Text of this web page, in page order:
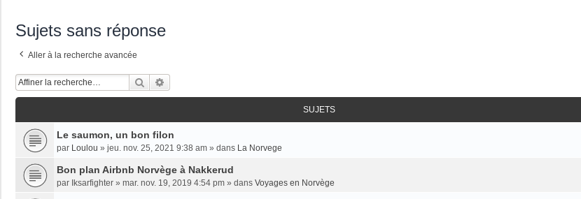
Sujets sans réponse
Aller à la recherche avancée
Rechercher
SUJETS
Le saumon, un bon filon
par Loulou » jeu. nov. 25, 2021 9:38 am » dans La Norvege
Bon plan Airbnb Norvège à Nakkerud
par Iksarfighter » mar. nov. 19, 2019 4:54 pm » dans Voyages en Norvège